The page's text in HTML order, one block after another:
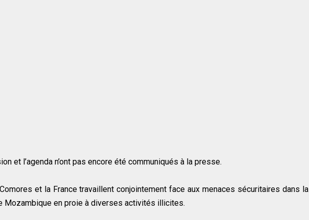
et l’agenda n’ont pas encore été communiqués à la presse.
et la France travaillent conjointement face aux menaces sécuritaires dans la
Mozambique en proie à diverses activités illicites.